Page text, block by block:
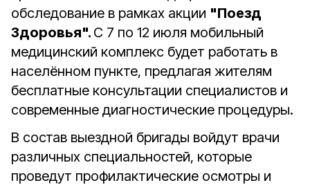
обследование в рамках акции "Поезд
Здоровья". С 7 по 12 июля мобильный
медицинский комплекс будет работать в
населённом пункте, предлагая жителям
бесплатные консультации специалистов и
современные диагностические процедуры.
В состав выездной бригады войдут врачи
различных специальностей, которые
проведут профилактические осмотры и